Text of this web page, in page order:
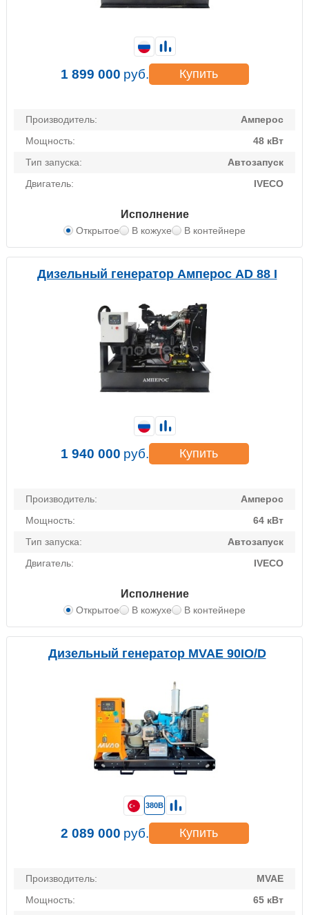
Производитель:
Амперос
Мощность:
48 кВт
Тип запуска:
Автозапуск
Двигатель:
IVECO
Исполнение
Открытое В кожухе В контейнере
1 899 000 руб. Купить
Дизельный генератор Амперос AD 88 I
Производитель:
Амперос
Мощность:
64 кВт
Тип запуска:
Автозапуск
Двигатель:
IVECO
Исполнение
Открытое В кожухе В контейнере
1 940 000 руб. Купить
Дизельный генератор MVAE 90IO/D
Производитель:
MVAE
Мощность:
65 кВт
380В
2 089 000 руб. Купить